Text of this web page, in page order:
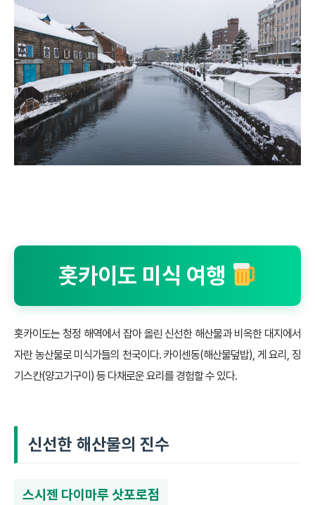
홋카이도 미식 여행
홋카이도는 청정 해역에서 잡아 올린 신선한 해산물과 비옥한 대지에서
자란 농산물로 미식가들의 천국이다. 카이센동(해산물덮밥), 게 요리, 징
기스칸(양고기구이) 등 다채로운 요리를 경험할 수 있다.
신선한 해산물의 진수
스시젠 다이마루 삿포로점